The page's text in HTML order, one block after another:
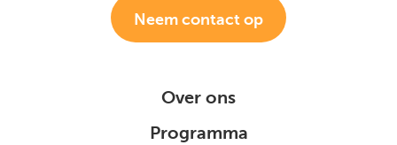
Neem contact op
Over ons
Programma